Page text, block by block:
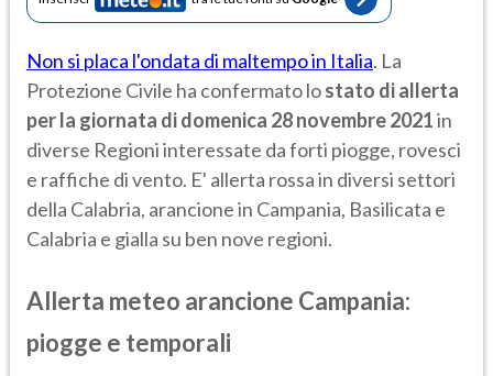
Non si placa l'ondata di maltempo in Italia. La
Protezione Civile ha confermato lostato di allerta
per la giornata di domenica 28 novembre 2021in
diverse Regioni interessate da forti piogge, rovesci
e raffiche di vento. E' allerta rossa in diversi settori
della Calabria, arancione in Campania, Basilicata e
Calabria e gialla su ben nove regioni.
Allerta meteo arancione Campania:
piogge e temporali